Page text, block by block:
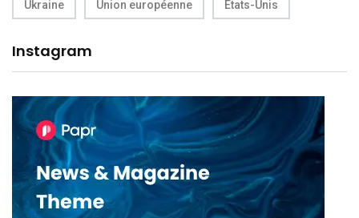
Ukraine Union européenne États-Unis
Instagram